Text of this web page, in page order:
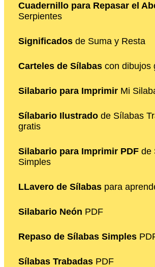
Cuadernillo para Repasar el
Serpientes
Significados de Suma y Resta
Carteles de Sílabas con dibujos
Silabario para Imprimir Mi
Sílabario Ilustrado de Sílabas
gratis
Silabario para Imprimir PDF de
Simples
LLavero de Sílabas para
Silabario Neón PDF
Repaso de Sílabas Simples
Sílabas Trabadas PDF